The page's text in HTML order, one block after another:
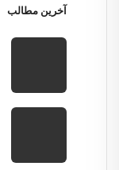
آخرین مطالب